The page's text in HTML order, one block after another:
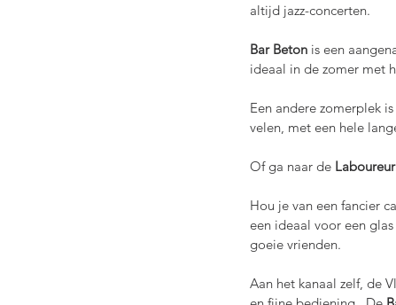
altijd jazz-concerten.
Bar Beton is een
ideaal in de zomer met
Een andere zomerplek is
velen, met een hele
Of ga naar de Laboureur
Hou je van een fancier
een ideaal voor een
goeie vrienden.
Aan het kanaal zelf, de